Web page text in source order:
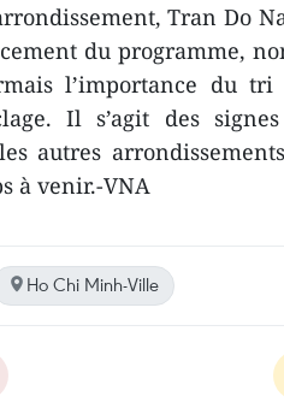
Tran Do
du programme,
l’importance du
Il s’agit des
autres
à venir.-VNA
Ho Chi Minh-Ville